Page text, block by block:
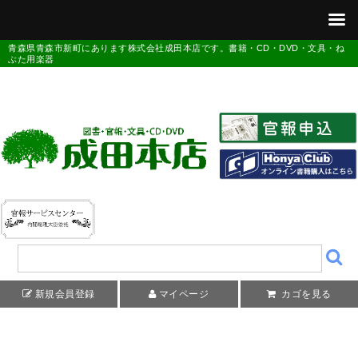
青森県青森市新町にあります株式会社成田本店です。書籍・CD・DVD・文具・ね
ぶた用楽器
新規会員登録 マイページ カゴを見る